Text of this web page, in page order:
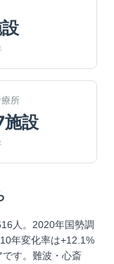
所
設
人。2020年国勢調
年変化率は+12.1%
す。難波・心斎